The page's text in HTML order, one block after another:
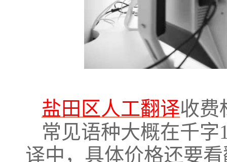
盐田区人工翻译收费
常见语种大概在千字
译中，具体价格还要